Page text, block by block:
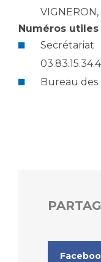
Vos
La Commission
Protection
Dossiers de
Médiathèque
Fournisseurs
Numéros utiles
Bureau des